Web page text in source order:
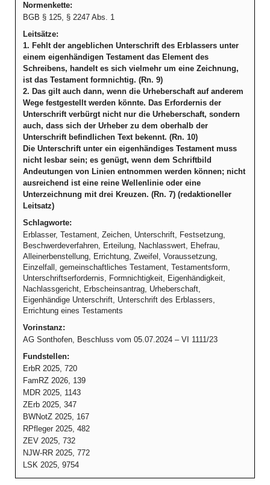
Normenkette:
BGB § 125, § 2247 Abs. 1
Leitsätze:
1. Fehlt der angeblichen Unterschrift des Erblassers unter
einem eigenhändigen Testament das Element des
Schreibens, handelt es sich vielmehr um eine Zeichnung,
ist das Testament formnichtig. (Rn. 9)
2. Das gilt auch dann, wenn die Urheberschaft auf anderem
Wege festgestellt werden könnte. Das Erfordernis der
Unterschrift verbürgt nicht nur die Urheberschaft, sondern
auch, dass sich der Urheber zu dem oberhalb der
Unterschrift befindlichen Text bekennt. (Rn. 10)
Die Unterschrift unter ein eigenhändiges Testament muss
nicht lesbar sein; es genügt, wenn dem Schriftbild
Andeutungen von Linien entnommen werden können; nicht
ausreichend ist eine reine Wellenlinie oder eine
Unterzeichnung mit drei Kreuzen. (Rn. 7) (redaktioneller
Leitsatz)
Schlagworte:
Erblasser, Testament, Zeichen, Unterschrift, Festsetzung,
Beschwerdeverfahren, Erteilung, Nachlasswert, Ehefrau,
Alleinerbenstellung, Errichtung, Zweifel, Voraussetzung,
Einzelfall, gemeinschaftliches Testament, Testamentsform,
Unterschriftserfordernis, Formnichtigkeit, Eigenhändigkeit,
Nachlassgericht, Erbscheinsantrag, Urheberschaft,
Eigenhändige Unterschrift, Unterschrift des Erblassers,
Errichtung eines Testaments
Vorinstanz:
AG Sonthofen, Beschluss vom 05.07.2024 – VI 1111/23
Fundstellen:
ErbR 2025, 720
FamRZ 2026, 139
MDR 2025, 1143
ZErb 2025, 347
BWNotZ 2025, 167
RPfleger 2025, 482
ZEV 2025, 732
NJW-RR 2025, 772
LSK 2025, 9754